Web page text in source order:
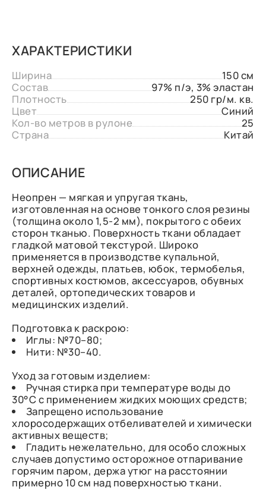
ХАРАКТЕРИСТИКИ
Ширина
150 см
Состав
97% п/э, 3% эластан
Плотность
250 гр/м. кв.
Цвет
Синий
Кол-во метров в рулоне
25
Страна
Китай
ОПИСАНИЕ
Неопрен — мягкая и упругая ткань,
изготовленная на основе тонкого слоя резины
(толщина около 1,5-2 мм), покрытого с обеих
сторон тканью. Поверхность ткани обладает
гладкой матовой текстурой. Широко
применяется в производстве купальной,
верхней одежды, платьев, юбок, термобелья,
спортивных костюмов, аксессуаров, обувных
деталей, ортопедических товаров и
медицинских изделий.
Подготовка к раскрою:
Иглы: №70–80;
Нити: №30–40.
Уход за готовым изделием:
Ручная стирка при температуре воды до
30°C с применением жидких моющих средств;
Запрещено использование
хлоросодержащих отбеливателей и химически
активных веществ;
Гладить нежелательно, для особо сложных
случаев допустимо осторожное отпаривание
горячим паром, держа утюг на расстоянии
примерно 10 см над поверхностью ткани.